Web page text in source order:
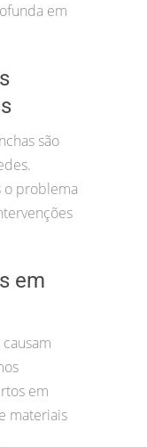
em
são
o problema
em
em
materiais